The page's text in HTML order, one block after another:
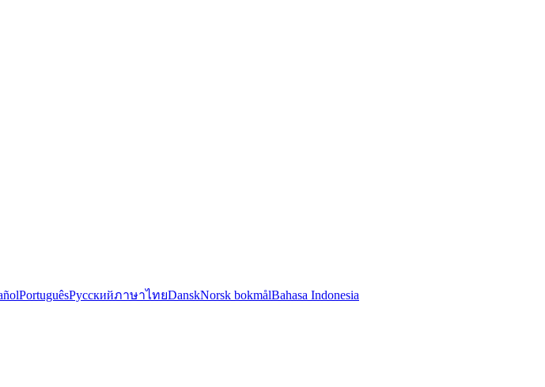
PortuguêsРусскийภาษาไทยDanskNorsk bokmålBahasa Indonesia